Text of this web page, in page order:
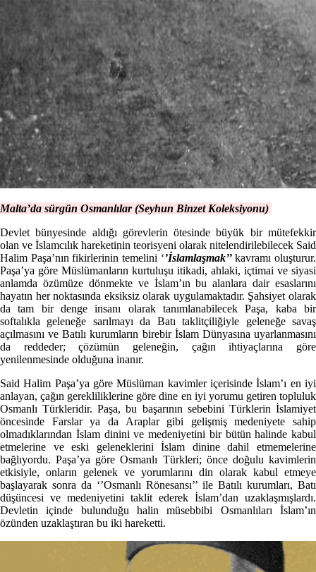
Malta’da sürgün Osmanlılar (Seyhun Binzet Koleksiyonu)
Devlet bünyesinde aldığı görevlerin ötesinde büyük bir mütefekkir
olan ve İslamcılık hareketinin teorisyeni olarak nitelendirilebilecek Said
Halim Paşa’nın fikirlerinin temelini ‘’İslamlaşmak’’ kavramı oluşturur.
Paşa’ya göre Müslümanların kurtuluşu itikadi, ahlaki, içtimai ve siyasi
anlamda özümüze dönmekte ve İslam’ın bu alanlara dair esaslarını
hayatın her noktasında eksiksiz olarak uygulamaktadır. Şahsiyet olarak
da tam bir denge insanı olarak tanımlanabilecek Paşa, kaba bir
softalıkla geleneğe sarılmayı da Batı taklitçiliğiyle geleneğe savaş
açılmasını ve Batılı kurumların birebir İslam Dünyasına uyarlanmasını
da reddeder; çözümün geleneğin, çağın ihtiyaçlarına göre
yenilenmesinde olduğuna inanır.
Said Halim Paşa’ya göre Müslüman kavimler içerisinde İslam’ı en iyi
anlayan, çağın gerekliliklerine göre dine en iyi yorumu getiren topluluk
Osmanlı Türkleridir. Paşa, bu başarının sebebini Türklerin İslamiyet
öncesinde Farslar ya da Araplar gibi gelişmiş medeniyete sahip
olmadıklarından İslam dinini ve medeniyetini bir bütün halinde kabul
etmelerine ve eski geleneklerini İslam dinine dahil etmemelerine
bağlıyordu. Paşa’ya göre Osmanlı Türkleri; önce doğulu kavimlerin
etkisiyle, onların gelenek ve yorumlarını din olarak kabul etmeye
başlayarak sonra da ‘’Osmanlı Rönesansı’’ ile Batılı kurumları, Batı
düşüncesi ve medeniyetini taklit ederek İslam’dan uzaklaşmışlardı.
Devletin içinde bulunduğu halin müsebbibi Osmanlıları İslam’ın
özünden uzaklaştıran bu iki hareketti.